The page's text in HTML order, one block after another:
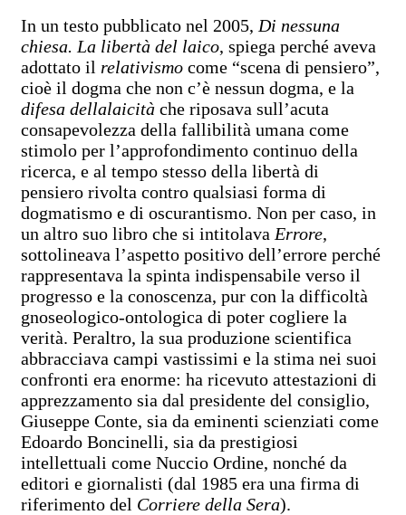
In un testo pubblicato nel 2005, Di nessuna
chiesa. La libertà del laico, spiega perché aveva
adottato il relativismo come “scena di pensiero”,
cioè il dogma che non c’è nessun dogma, e la
difesa dellalaicità che riposava sull’acuta
consapevolezza della fallibilità umana come
stimolo per l’approfondimento continuo della
ricerca, e al tempo stesso della libertà di
pensiero rivolta contro qualsiasi forma di
dogmatismo e di oscurantismo. Non per caso, in
un altro suo libro che si intitolava Errore,
sottolineava l’aspetto positivo dell’errore perché
rappresentava la spinta indispensabile verso il
progresso e la conoscenza, pur con la difficoltà
gnoseologico-ontologica di poter cogliere la
verità. Peraltro, la sua produzione scientifica
abbracciava campi vastissimi e la stima nei suoi
confronti era enorme: ha ricevuto attestazioni di
apprezzamento sia dal presidente del consiglio,
Giuseppe Conte, sia da eminenti scienziati come
Edoardo Boncinelli, sia da prestigiosi
intellettuali come Nuccio Ordine, nonché da
editori e giornalisti (dal 1985 era una firma di
riferimento del Corriere della Sera).